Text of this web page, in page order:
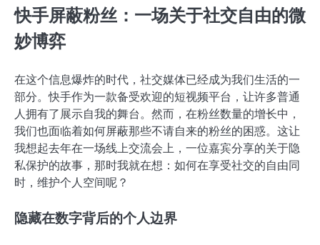
快手屏蔽粉丝：一场关于社交自由的微
妙博弈
在这个信息爆炸的时代，社交媒体已经成为我们生活的一
部分。快手作为一款备受欢迎的短视频平台，让许多普通
人拥有了展示自我的舞台。然而，在粉丝数量的增长中，
我们也面临着如何屏蔽那些不请自来的粉丝的困惑。这让
我想起去年在一场线上交流会上，一位嘉宾分享的关于隐
私保护的故事，那时我就在想：如何在享受社交的自由同
时，维护个人空间呢？
隐藏在数字背后的个人边界